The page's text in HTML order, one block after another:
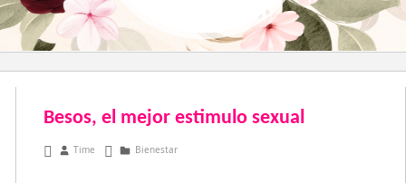
Besos, el mejor estimulo sexual
mayo 11, 2011
Time Bienestar